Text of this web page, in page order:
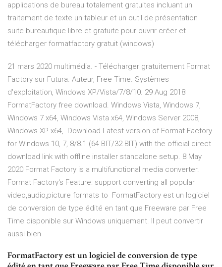
applications de bureau totalement gratuites incluant un
traitement de texte un tableur et un outil de présentation
suite bureautique libre et gratuite pour ouvrir créer et
télécharger formatfactory gratuit (windows)
21 mars 2020 multimédia. - Télécharger gratuitement Format
Factory sur Futura. Auteur, Free Time. Systèmes
d'exploitation, Windows XP/Vista/7/8/10. 29 Aug 2018
FormatFactory free download. Windows Vista, Windows 7,
Windows 7 x64, Windows Vista x64, Windows Server 2008,
Windows XP x64, Download Latest version of Format Factory
for Windows 10, 7, 8/8.1 (64 BIT/32 BIT) with the official direct
download link with offline installer standalone setup. 8 May
2020 Format Factory is a multifunctional media converter.
Format Factory's Feature: support converting all popular
video,audio,picture formats to FormatFactory est un logiciel
de conversion de type édité en tant que Freeware par Free
Time disponible sur Windows uniquement. Il peut convertir
aussi bien
FormatFactory est un logiciel de conversion de type